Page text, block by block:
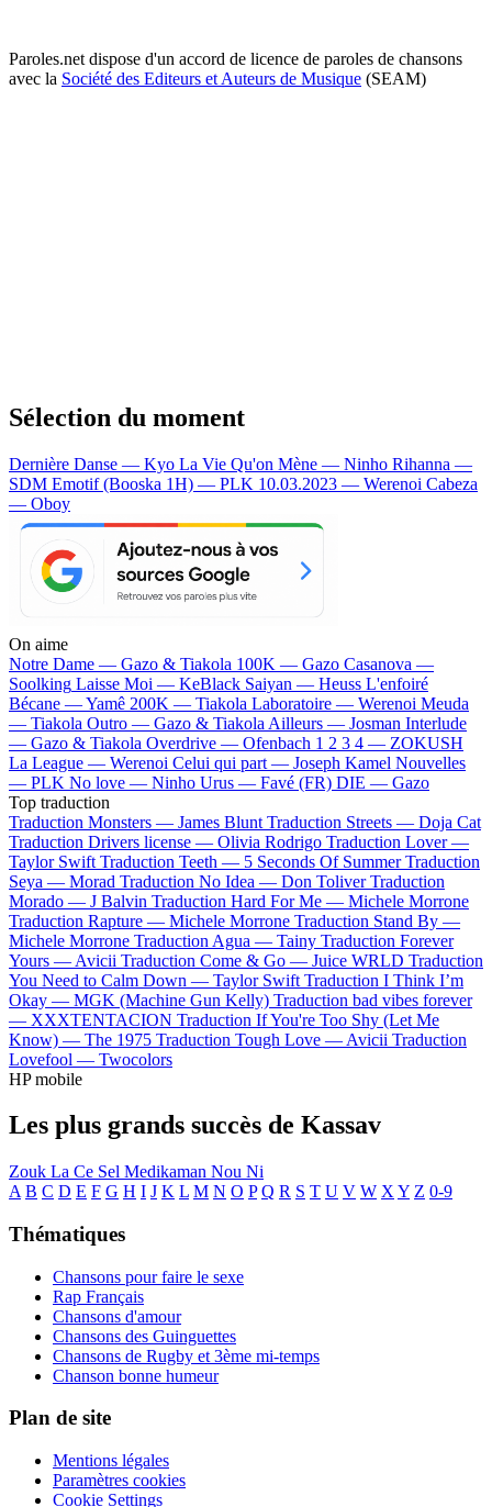
Paroles.net dispose d'un accord de licence de paroles de chansons
avec la Société des Editeurs et Auteurs de Musique (SEAM)
Sélection du moment
Dernière Danse — Kyo La Vie Qu'on Mène — Ninho Rihanna —
SDM Emotif (Booska 1H) — PLK 10.03.2023 — Werenoi Cabeza
— Oboy
On aime
Notre Dame — Gazo & Tiakola 100K — Gazo Casanova —
Soolking Laisse Moi — KeBlack Saiyan — Heuss L'enfoiré
Bécane —Yamê 200K — Tiakola Laboratoire — Werenoi Meuda
— Tiakola Outro — Gazo & Tiakola Ailleurs — Josman Interlude
— Gazo & Tiakola Overdrive — Ofenbach 1 2 3 4 — ZOKUSH
La League — Werenoi Celui qui part — Joseph Kamel Nouvelles
— PLK No love — Ninho Urus — Favé (FR) DIE — Gazo
Top traduction
Traduction Monsters — James Blunt Traduction Streets — Doja Cat
Traduction Drivers license — Olivia Rodrigo Traduction Lover —
Taylor Swift Traduction Teeth — 5 Seconds Of Summer Traduction
Seya — Morad Traduction No Idea — Don Toliver Traduction
Morado — J Balvin Traduction Hard For Me — Michele Morrone
Traduction Rapture — Michele Morrone Traduction Stand By —
Michele Morrone Traduction Agua — Tainy Traduction Forever
Yours — Avicii Traduction Come & Go — Juice WRLD Traduction
You Need to Calm Down — Taylor Swift Traduction I Think I’m
Okay — MGK (Machine Gun Kelly) Traduction bad vibes forever
— XXXTENTACION Traduction If You're Too Shy (Let Me
Know) — The 1975 Traduction Tough Love — Avicii Traduction
Lovefool — Twocolors
HP mobile
Les plus grands succès de Kassav
Zouk La Ce Sel Medikaman Nou Ni
A B C D E F G H I J K L M N O P Q R S T U V W X Y Z 0-9
Thématiques
Chansons pour faire le sexe
Rap Français
Chansons d'amour
Chansons des Guinguettes
Chansons de Rugby et 3ème mi-temps
Chanson bonne humeur
Plan de site
Mentions légales
Paramètres cookies
Cookie Settings